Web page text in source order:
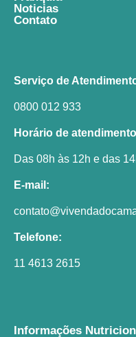
Noticias
Contato
Serviço de
0800 012 933
Horário de
Das 08h às 12h e das
E-mail:
Telefone:
11 4613 2615
Informações